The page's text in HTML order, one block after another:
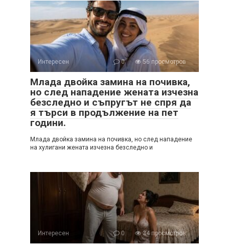
Интересен 0 56 просмотров
Млада двойка замина на почивка,
но след нападение жената изчезна
безследно и съпругът не спря да
я търси в продължение на пет
години.
Млада двойка замина на почивка, но след нападение
на хулигани жената изчезна безследно и
Интересен 0 34 просмотров